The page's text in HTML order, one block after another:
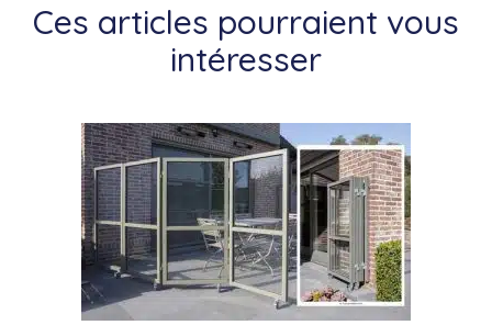
Ces articles pourraient vous
intéresser